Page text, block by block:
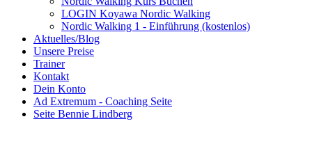
LOGIN Koyawa Nordic Walking
Nordic Walking 1 - Einführung (kostenlos)
Aktuelles/Blog
Unsere Preise
Trainer
Kontakt
Dein Konto
Ad Extremum - Coaching Seite
Seite Bennie Lindberg